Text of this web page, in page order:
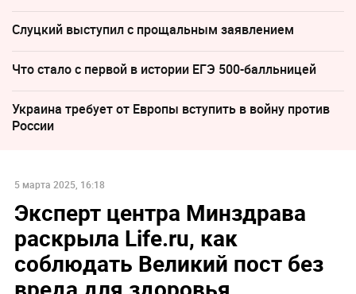
Слуцкий выступил с прощальным заявлением
Что стало с первой в истории ЕГЭ 500-балльницей
Украина требует от Европы вступить в войну против
России
5 марта 2025, 16:18
Эксперт центра Минздрава
раскрыла Life.ru, как
соблюдать Великий пост без